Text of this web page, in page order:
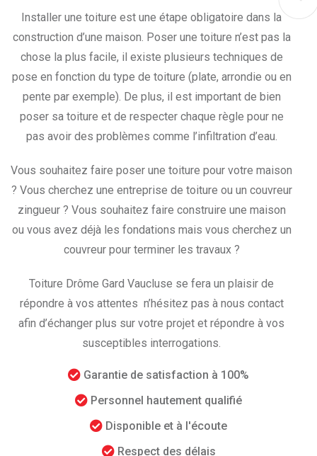
Installer une toiture est une étape obligatoire dans la
construction d’une maison. Poser une toiture n’est pas la
chose la plus facile, il existe plusieurs techniques de
pose en fonction du type de toiture (plate, arrondie ou en
pente par exemple). De plus, il est important de bien
poser sa toiture et de respecter chaque règle pour ne
pas avoir des problèmes comme l’infiltration d’eau.
Vous souhaitez faire poser une toiture pour votre maison
? Vous cherchez une entreprise de toiture ou un couvreur
zingueur ? Vous souhaitez faire construire une maison
ou vous avez déjà les fondations mais vous cherchez un
couvreur pour terminer les travaux ?
Toiture Drôme Gard Vaucluse se fera un plaisir de
répondre à vos attentes n’hésitez pas à nous contact
afin d’échanger plus sur votre projet et répondre à vos
susceptibles interrogations.
Garantie de satisfaction à 100%
Personnel hautement qualifié
Disponible et à l'écoute
Respect des délais